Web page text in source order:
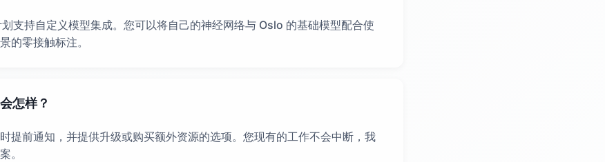
支持自定义模型集成。您可以将自己的神经网络与 Oslo 的基础模型配合使
的零接触标注。
怎样？
提前通知，并提供升级或购买额外资源的选项。您现有的工作不会中断，我
。